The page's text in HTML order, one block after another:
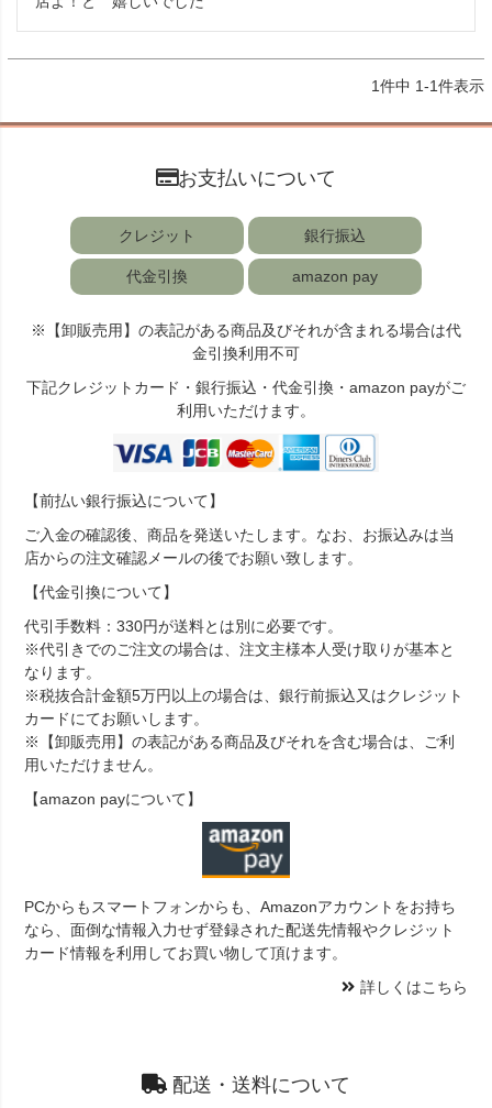
1件中 1-1件表示
お支払いについて
クレジット 銀行振込
代金引換 amazon pay
※【卸販売用】の表記がある商品及びそれが含まれる場合は代
金引換利用不可
下記クレジットカード・銀行振込・代金引換・amazon payがご
利用いただけます。
【前払い銀行振込について】
ご入金の確認後、商品を発送いたします。なお、お振込みは当
店からの注文確認メールの後でお願い致します。
【代金引換について】
代引手数料：330円が送料とは別に必要です。
※代引きでのご注文の場合は、注文主様本人受け取りが基本と
なります。
※税抜合計金額5万円以上の場合は、銀行前振込又はクレジット
カードにてお願いします。
※【卸販売用】の表記がある商品及びそれを含む場合は、ご利
用いただけません。
【amazon payについて】
PCからもスマートフォンからも、Amazonアカウントをお持ち
なら、面倒な情報入力せず登録された配送先情報やクレジット
カード情報を利用してお買い物して頂けます。
詳しくはこちら
配送・送料について